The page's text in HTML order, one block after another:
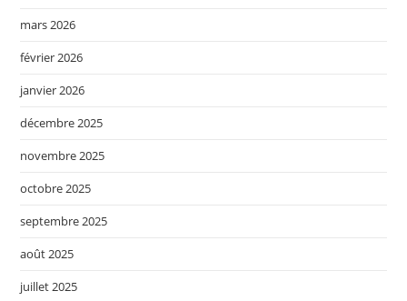
mars 2026
février 2026
janvier 2026
décembre 2025
novembre 2025
octobre 2025
septembre 2025
août 2025
juillet 2025